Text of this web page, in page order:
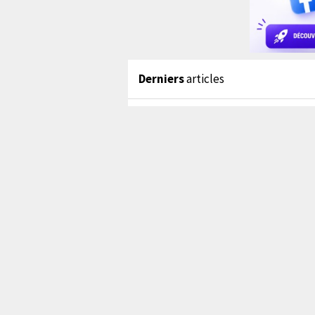
Derniersarticles